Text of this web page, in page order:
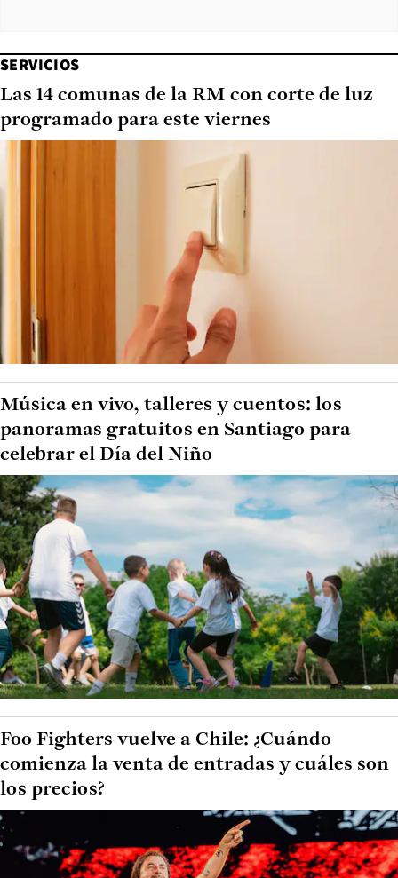
SERVICIOS
Las 14 comunas de la RM con corte de luz
programado para este viernes
Música en vivo, talleres y cuentos: los
panoramas gratuitos en Santiago para
celebrar el Día del Niño
Foo Fighters vuelve a Chile: ¿Cuándo
comienza la venta de entradas y cuáles son
los precios?